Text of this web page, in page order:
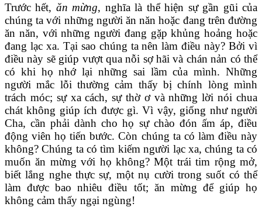
Trước hết, ăn mừng, nghĩa là thể hiện sự gần gũi của
chúng ta với những người ăn năn hoặc đang trên đường
ăn năn, với những người đang gặp khủng hoảng hoặc
đang lạc xa. Tại sao chúng ta nên làm điều này? Bởi vì
điều này sẽ giúp vượt qua nỗi sợ hãi và chán nản có thể
có khi họ nhớ lại những sai lầm của mình. Những
người mắc lỗi thường cảm thấy bị chính lòng mình
trách móc; sự xa cách, sự thờ ơ và những lời nói chua
chát không giúp ích được gì. Vì vậy, giống như người
Cha, cần phải dành cho họ sự chào đón ấm áp, điều
động viên họ tiến bước. Còn chúng ta có làm điều này
không? Chúng ta có tìm kiếm người lạc xa, chúng ta có
muốn ăn mừng với họ không? Một trái tim rộng mở,
biết lắng nghe thực sự, một nụ cười trong suốt có thể
làm được bao nhiêu điều tốt; ăn mừng để giúp họ
không cảm thấy ngại ngùng!